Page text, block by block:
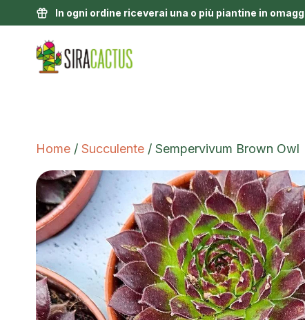
In ogni ordine riceverai una o più piantine in
Home / Succulente / Sempervivum Brown Owl